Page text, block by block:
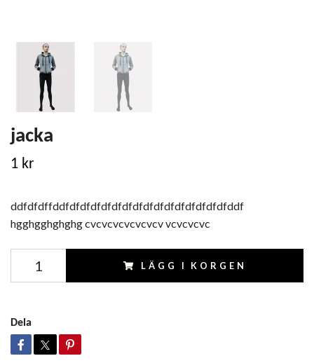
jacka
1 kr
ddfdfdffddfdfdfdfdfdfdfdfdfdfdfdfdfdfdfdfddf
hgghgghghghg cvcvcvcvcvcvcv vcvcvcvc
LÄGG I KORGEN
Dela